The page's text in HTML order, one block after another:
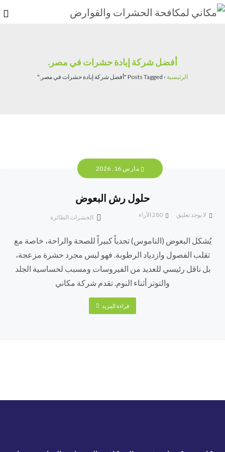
أفضل شركة إبادة حشرات في مصر.
الرئيسية › Posts Tagged "أفضل شركة إبادة حشرات في مصر."
مارس 16, 2026
حلول رش البعوض
الحشرات الطائرة لا يوجد تعليق الآراء
يُشكل البعوض (الناموس) تحدياً كبيراً للصحة والراحة، خاصة مع
تقلب الفصول وازدياد الرطوبة. فهو ليس مجرد حشرة مزعجة،
بل ناقل رئيسي للعديد من الفيروسات ومسبب لحساسية الجلد
والتوتر أثناء النوم. تقدم شركة مكاني
قراءة المزيد